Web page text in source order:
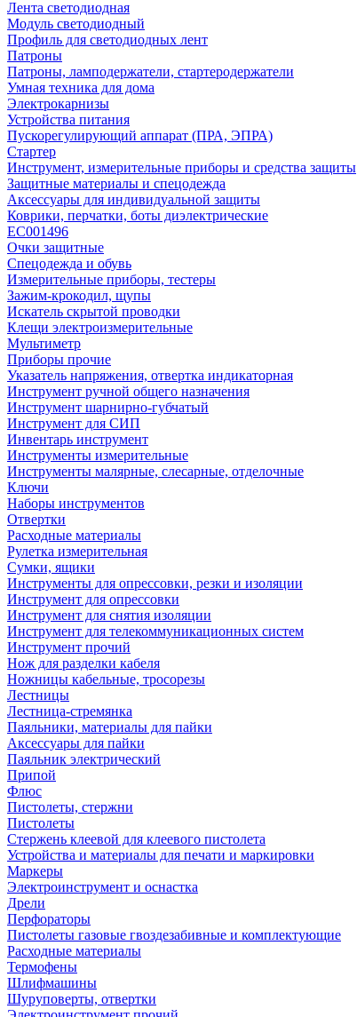
Лента светодиодная
Модуль светодиодный
Профиль для светодиодных лент
Патроны
Патроны, ламподержатели, стартеродержатели
Умная техника для дома
Электрокарнизы
Устройства питания
Пускорегулирующий аппарат (ПРА, ЭПРА)
Стартер
Инструмент, измерительные приборы и средства защиты
Защитные материалы и спецодежда
Аксессуары для индивидуальной защиты
Коврики, перчатки, боты диэлектрические
EC001496
Очки защитные
Спецодежда и обувь
Измерительные приборы, тестеры
Зажим-крокодил, щупы
Искатель скрытой проводки
Клещи электроизмерительные
Мультиметр
Приборы прочие
Указатель напряжения, отвертка индикаторная
Инструмент ручной общего назначения
Инструмент шарнирно-губчатый
Инструмент для СИП
Инвентарь инструмент
Инструменты измерительные
Инструменты малярные, слесарные, отделочные
Ключи
Наборы инструментов
Отвертки
Расходные материалы
Рулетка измерительная
Сумки, ящики
Инструменты для опрессовки, резки и изоляции
Инструмент для опрессовки
Инструмент для снятия изоляции
Инструмент для телекоммуникационных систем
Инструмент прочий
Нож для разделки кабеля
Ножницы кабельные, тросорезы
Лестницы
Лестница-стремянка
Паяльники, материалы для пайки
Аксессуары для пайки
Паяльник электрический
Припой
Флюс
Пистолеты, стержни
Пистолеты
Стержень клеевой для клеевого пистолета
Устройства и материалы для печати и маркировки
Маркеры
Электроинструмент и оснастка
Дрели
Перфораторы
Пистолеты газовые гвоздезабивные и комплектующие
Расходные материалы
Термофены
Шлифмашины
Шуруповерты, отвертки